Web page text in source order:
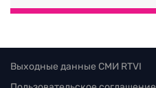
Выходные данные СМИ RTVI